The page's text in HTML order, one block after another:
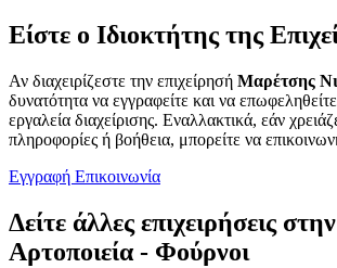
Είστε ο Ιδιοκτήτης της
Αν διαχειρίζεστε την επιχείρησή Μαρέτσης
δυνατότητα να εγγραφείτε και να
εργαλεία διαχείρισης. Εναλλακτικά, εάν
πληροφορίες ή βοήθεια, μπορείτε να
Εγγραφή Επικοινωνία
Δείτε άλλες επιχειρήσεις
Αρτοποιεία - Φούρνοι